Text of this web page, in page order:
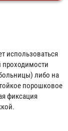
использоваться
проходимости
либо на
порошковое
фиксация